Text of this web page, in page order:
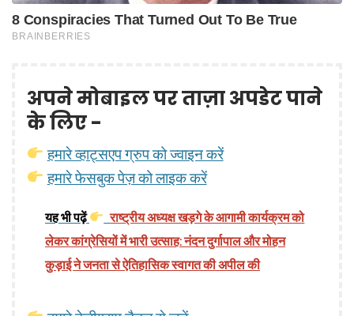
अपने मोबाइल पर ताज़ा अपडेट पाने
के लिए -
हमारे व्हाट्सएप ग्रुप को ज्वाइन करें
हमारे फेसबुक पेज़ को लाइक करें
यह भी पढ़ें
राष्ट्रीय अध्यक्ष खड़गे के आगामी कार्यक्रम को
लेकर कांग्रेसियों में भारी उत्साह: नंदन दुर्गापाल और मोहन
कुड़ाई ने जनता से ऐतिहासिक स्वागत की अपील की